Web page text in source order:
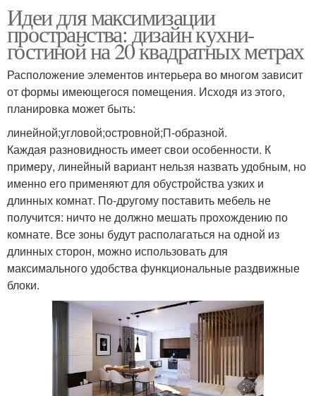
Идеи для максимизации
пространства: дизайн кухни-
гостиной на 20 квадратных метрах
Расположение элементов интерьера во многом зависит
от формы имеющегося помещения. Исходя из этого,
планировка может быть:
линейной;угловой;островной;П-образной.
Каждая разновидность имеет свои особенности. К
примеру, линейный вариант нельзя назвать удобным, но
именно его применяют для обустройства узких и
длинных комнат. По-другому поставить мебель не
получится: ничто не должно мешать прохождению по
комнате. Все зоны будут располагаться на одной из
длинных сторон, можно использовать для
максимального удобства функциональные раздвижные
блоки.